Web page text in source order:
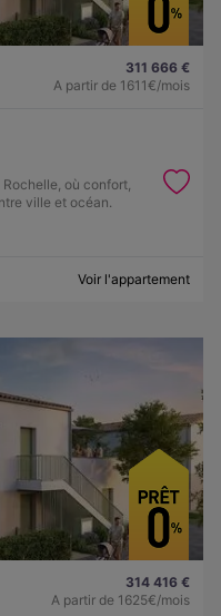
311 666 €
A partir de 1611€/mois
où confort,
ville et océan.
Voir l'appartement
314 416 €
A partir de 1625€/mois